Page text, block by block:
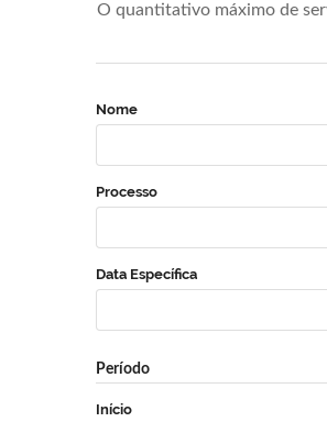
O quantitativo máximo de
Nome
Processo
Data Específica
Período
Início